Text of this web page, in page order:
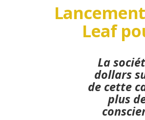
Leaf
La
dollars
de cette
plus